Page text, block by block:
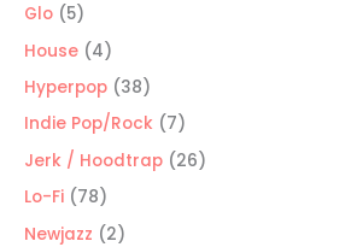
Glo 55
productos
House 44
productos
Hyperpop 3838
productos
Indie Pop/Rock 77
productos
Jerk / Hoodtrap 2626
Lo-Fi 7878
productos
Newjazz 22